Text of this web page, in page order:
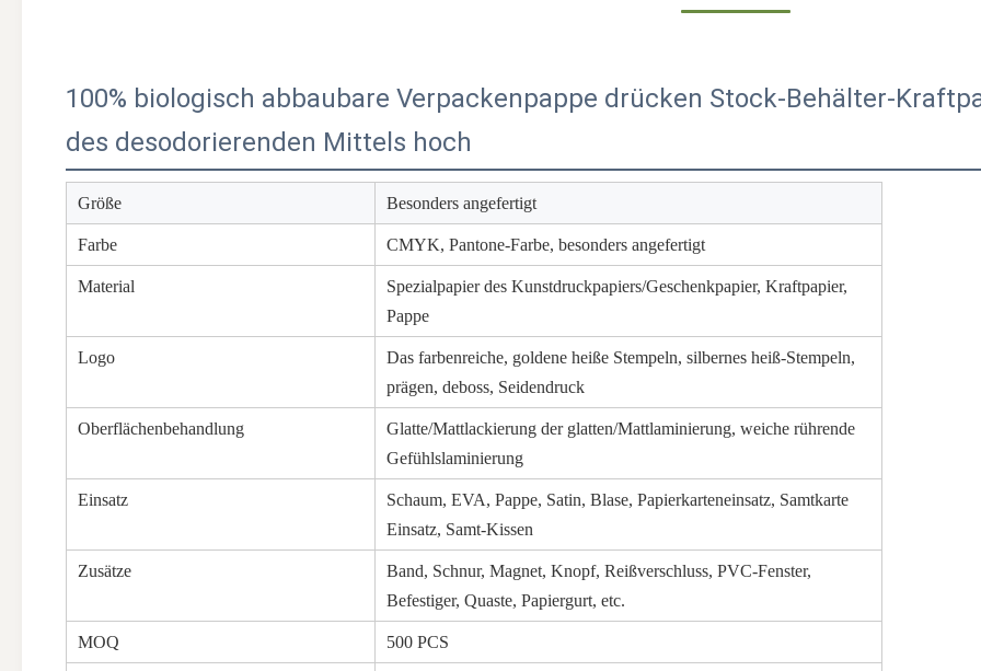
100% biologisch abbaubare Verpackenpappe drücken Stock-Behälter-
des desodorierenden Mittels hoch
Größe Besonders angefertigt
Farbe CMYK, Pantone-Farbe, besonders angefertigt
Material
Spezialpapier des Kunstdruckpapiers/Geschenkpapier, Kraftpapier,
Pappe
Logo
Das farbenreiche, goldene heiße Stempeln, silbernes heiß-Stempeln,
prägen, deboss, Seidendruck
Oberflächenbehandlung
Glatte/Mattlackierung der glatten/Mattlaminierung, weiche rührende
Gefühlslaminierung
Einsatz
Schaum, EVA, Pappe, Satin, Blase, Papierkarteneinsatz, Samtkarte
Einsatz, Samt-Kissen
Zusätze
Band, Schnur, Magnet, Knopf, Reißverschluss, PVC-Fenster,
Befestiger, Quaste, Papiergurt, etc.
MOQ 500 PCS